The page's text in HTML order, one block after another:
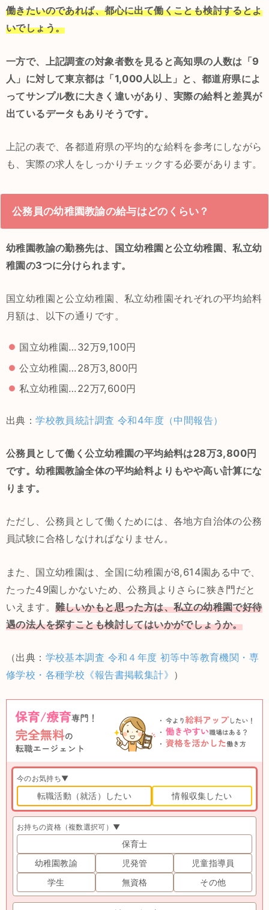
働きたいのであれば、都心に出て働くことも検討するとよ
いでしょう。
一方で、上記調査の対象者数を見ると高知県の人数は「9
人」に対して東京都は「1,000人以上」と、都道府県によ
ってサンプル数に大きく違いがあり、実際の給料と差異が
出ているデータもありそうです。
上記の表で、各都道府県の平均的な給料を参考にしながら
も、実際の求人をしっかりチェックする必要があります。
公務員の幼稚園教諭の給与はどのくらい？
幼稚園教諭の勤務先は、国立幼稚園と公立幼稚園、私立幼
稚園の3つに分けられます。
国立幼稚園と公立幼稚園、私立幼稚園それぞれの平均給料
月額は、以下の通りです。
国立幼稚園…32万9,100円
公立幼稚園…28万3,800円
私立幼稚園…22万7,600円
出典：学校教員統計調査 令和4年度（中間報告）
公務員として働く公立幼稚園の平均給料は28万3,800円
です。幼稚園教諭全体の平均給料よりもやや高い計算にな
ります。
ただし、公務員として働くためには、各地方自治体の公務
員試験に合格しなければなりません。
また、国立幼稚園は、全国に幼稚園が8,614園ある中で、
たった49園しかないため、公務員よりさらに狭き門だと
いえます。難しいかもと思った方は、私立の幼稚園で好待
遇の法人を探すことも検討してはいかがでしょうか。
（出典： 学校基本調査 令和４年度 初等中等教育機関・専
修学校・各種学校《報告書掲載集計》 ）
今のお気持ち▼
転職活動（就活）したい 情報収集したい
お持ちの資格（複数選択可）▼
保育士
幼稚園教諭
児発管
児童指導員
学生
無資格 その他